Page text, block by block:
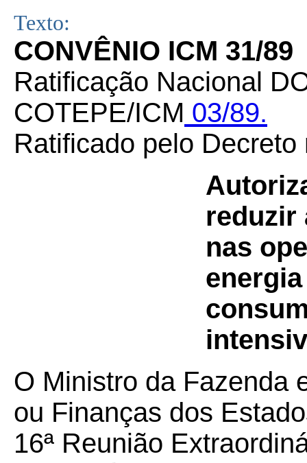
Texto:
CONVÊNIO ICM 31/89
Ratificação Nacional
COTEPE/ICM 03/89.
Ratificado pelo Decreto
reduzir
nas
O Ministro da Fazenda
ou Finanças dos
16ª Reunião